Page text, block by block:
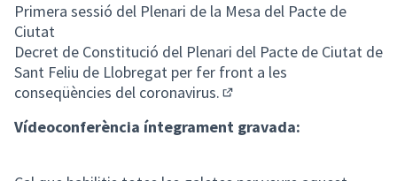
Primera sessió del Plenari de la Mesa del Pacte de
Ciutat
Decret de Constitució del Plenari del Pacte de Ciutat de
Sant Feliu de Llobregat per fer front a les
conseqüències del coronavirus.
Vídeoconferència íntegrament gravada: